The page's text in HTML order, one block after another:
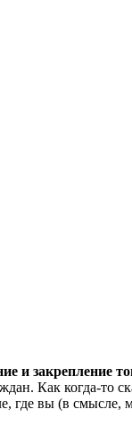
и закрепление
Как когда-то
где вы (в смысле,